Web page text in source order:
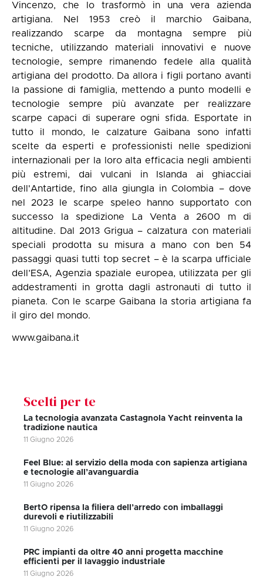
Vincenzo, che lo trasformò in una vera azienda
artigiana. Nel 1953 creò il marchio Gaibana,
realizzando scarpe da montagna sempre più
tecniche, utilizzando materiali innovativi e nuove
tecnologie, sempre rimanendo fedele alla qualità
artigiana del prodotto. Da allora i figli portano avanti
la passione di famiglia, mettendo a punto modelli e
tecnologie sempre più avanzate per realizzare
scarpe capaci di superare ogni sfida. Esportate in
tutto il mondo, le calzature Gaibana sono infatti
scelte da esperti e professionisti nelle spedizioni
internazionali per la loro alta efficacia negli ambienti
più estremi, dai vulcani in Islanda ai ghiacciai
dell'Antartide, fino alla giungla in Colombia – dove
nel 2023 le scarpe speleo hanno supportato con
successo la spedizione La Venta a 2600 m di
altitudine. Dal 2013 Grigua – calzatura con materiali
speciali prodotta su misura a mano con ben 54
passaggi quasi tutti top secret – è la scarpa ufficiale
dell’ESA, Agenzia spaziale europea, utilizzata per gli
addestramenti in grotta dagli astronauti di tutto il
pianeta. Con le scarpe Gaibana la storia artigiana fa
il giro del mondo.
www.gaibana.it
Scelti per te
La tecnologia avanzata Castagnola Yacht reinventa la
tradizione nautica
11 Giugno 2026
Feel Blue: al servizio della moda con sapienza artigiana
e tecnologie all’avanguardia
11 Giugno 2026
BertO ripensa la filiera dell’arredo con imballaggi
durevoli e riutilizzabili
11 Giugno 2026
PRC impianti da oltre 40 anni progetta macchine
efficienti per il lavaggio industriale
11 Giugno 2026